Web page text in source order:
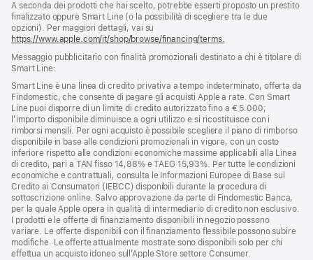
A seconda dei prodotti che hai scelto, potrebbe esserti proposto un prestito
finalizzato oppure Smart Line (o la possibilità di scegliere tra le due
opzioni). Per maggiori dettagli, vai su
https://www.apple.com/it/shop/browse/financing/terms.
Messaggio pubblicitario con finalità promozionali destinato a chi è titolare di
Smart Line:
Smart Line è una linea di credito privativa a tempo indeterminato, offerta da
Findomestic, che consente di pagare gli acquisti Apple a rate. Con Smart
Line puoi disporre di un limite di credito autorizzato fino a € 5.000;
l’importo disponibile diminuisce a ogni utilizzo e si ricostituisce con i
rimborsi mensili. Per ogni acquisto è possibile scegliere il piano di rimborso
disponibile in base alle condizioni promozionali in vigore, con un costo
inferiore rispetto alle condizioni economiche massime applicabili alla Linea
di credito, pari a TAN fisso 14,88% e TAEG 15,93%. Per tutte le condizioni
economiche e contrattuali, consulta le Informazioni Europee di Base sul
Credito ai Consumatori (IEBCC) disponibili durante la procedura di
sottoscrizione online. Salvo approvazione da parte di Findomestic Banca,
per la quale Apple opera in qualità di intermediario di credito non esclusivo.
I prodotti e le offerte di finanziamento disponibili in negozio possono
variare. Le offerte disponibili con il finanziamento flessibile possono subire
modifiche. Le offerte attualmente mostrate sono disponibili solo per chi
effettua un acquisto idoneo sull’Apple Store settore Consumer.